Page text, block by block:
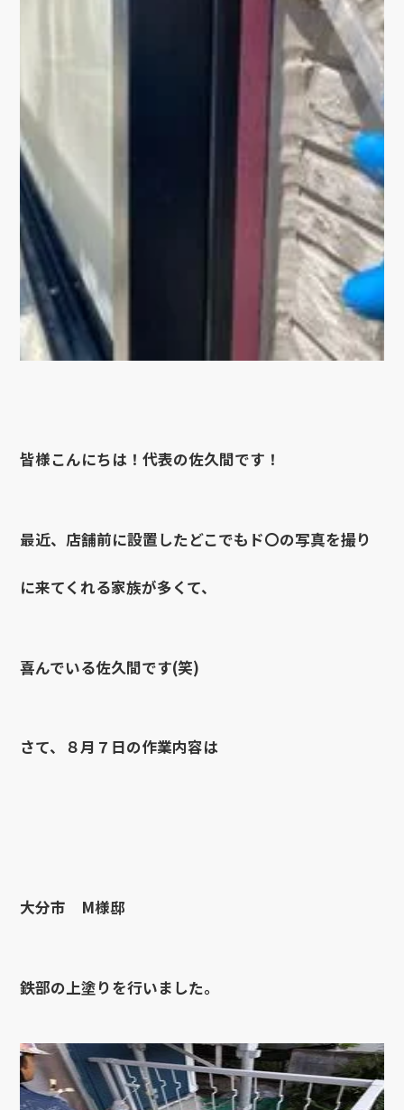
皆様こんにちは！代表の佐久間です！
最近、店舗前に設置したどこでもド〇の写真を撮り
に来てくれる家族が多くて、
喜んでいる佐久間です(笑)
さて、８月７日の作業内容は
大分市 M様邸
鉄部の上塗りを行いました。